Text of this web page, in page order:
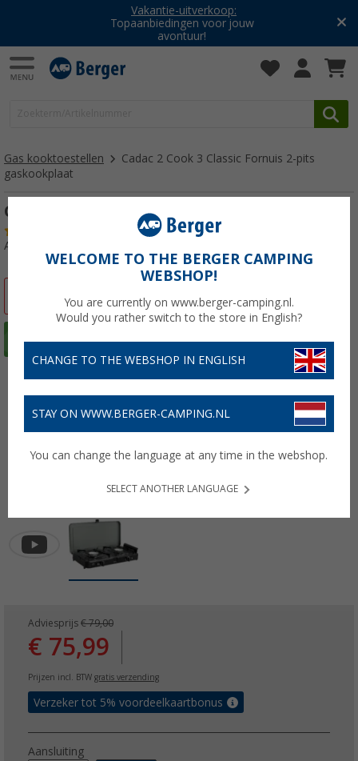
Vakantie-uitverkoop:
Topaanbiedingen voor jouw
avontuur!
Gas kooktoestellen
Cadac 2 Cook 3 Classic Fornuis 2-pits
gaskookplaat
Cadac 2 Cook 3 Classic Gasfornuis 50 mbar
Artikelnr: 559866
Adviesprijs € 79,00
€ 75,99
Prijzen incl. BTW gratis verzending
Verzeker tot 5% voordeelkaartbonus
Aansluiting
WELCOME TO THE BERGER CAMPING
WEBSHOP!
You are currently on www.berger-camping.nl.
Would you rather switch to the store in English?
CHANGE TO THE WEBSHOP IN ENGLISH
STAY ON WWW.BERGER-CAMPING.NL
You can change the language at any time in the webshop.
SELECT ANOTHER LANGUAGE